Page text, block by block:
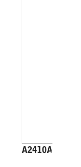
A2410A